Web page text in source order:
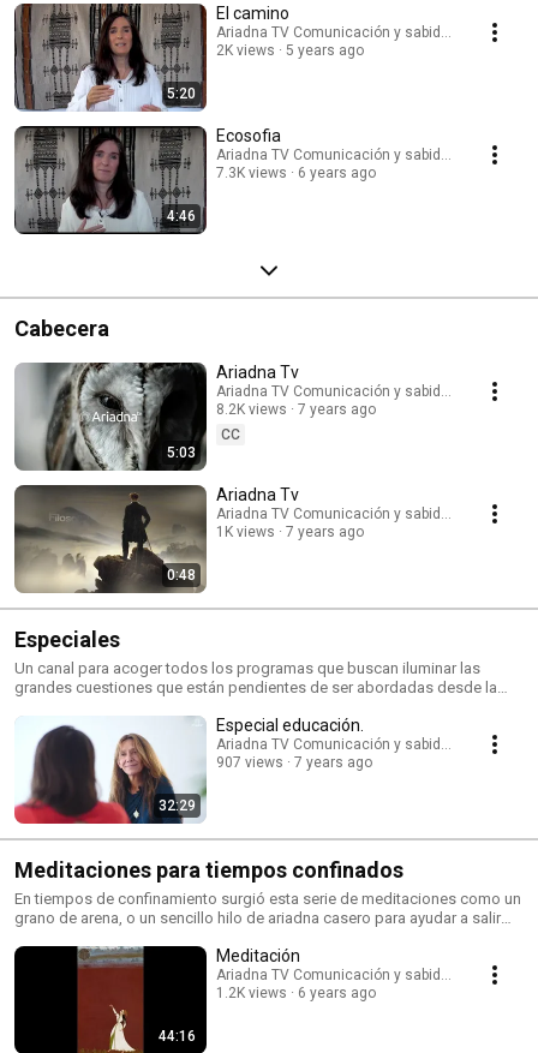
5:20
El camino
Ariadna TV Comunicación y sabiduría
2K views
5 years ago
4:46
Ecosofia
Ariadna TV Comunicación y sabiduría
7.3K views
6 years ago
Cabecera
5:03
Ariadna Tv
Ariadna TV Comunicación y sabiduría
8.2K views
7 years ago
CC
0:48
Ariadna Tv
Ariadna TV Comunicación y sabiduría
1K views
7 years ago
Especiales
Un canal para acoger todos los programas que buscan iluminar las
grandes cuestiones que están pendientes de ser abordadas desde la
32:29
Especial educación.
Ariadna TV Comunicación y sabiduría
907 views
7 years ago
Meditaciones para tiempos confinados
En tiempos de confinamiento surgió esta serie de meditaciones como un
grano de arena, o un sencillo hilo de ariadna casero para ayudar a salir
arte y la ciencia de la meditación
44:16
Meditación
Ariadna TV Comunicación y sabiduría
1.2K views
6 years ago